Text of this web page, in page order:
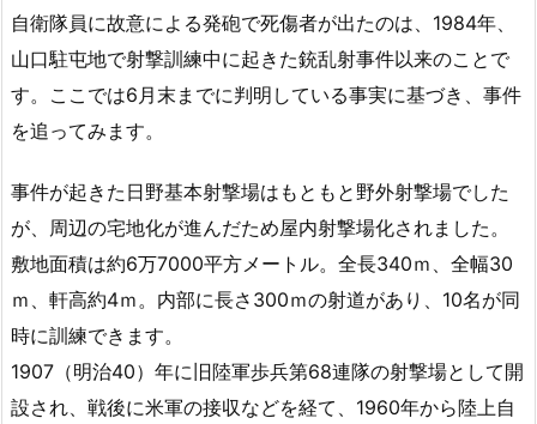
自衛隊員に故意による発砲で死傷者が出たのは、1984年、
山口駐屯地で射撃訓練中に起きた銃乱射事件以来のことで
す。ここでは6月末までに判明している事実に基づき、事件
を追ってみます。
事件が起きた日野基本射撃場はもともと野外射撃場でした
が、周辺の宅地化が進んだため屋内射撃場化されました。
敷地面積は約6万7000平方メートル。全長340ｍ、全幅30
ｍ、軒高約4ｍ。内部に長さ300ｍの射道があり、10名が同
時に訓練できます。
1907（明治40）年に旧陸軍歩兵第68連隊の射撃場として開
設され、戦後に米軍の接収などを経て、1960年から陸上自